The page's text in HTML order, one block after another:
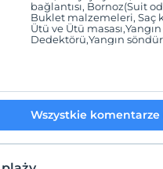
bağlantısı, Bornoz(Suit
Buklet malzemeleri, Saç
Ütü ve Ütü
Dedektörü,Yangın
Wszystkie komentarze